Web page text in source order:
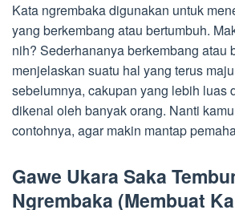
Kata ngrembaka digunakan untuk
yang berkembang atau bertumbuh.
nih? Sederhananya berkembang atau
menjelaskan suatu hal yang terus
sebelumnya, cakupan yang lebih luas
dikenal oleh banyak orang. Nanti
contohnya, agar makin mantap
Gawe Ukara Saka
Ngrembaka (Membuat